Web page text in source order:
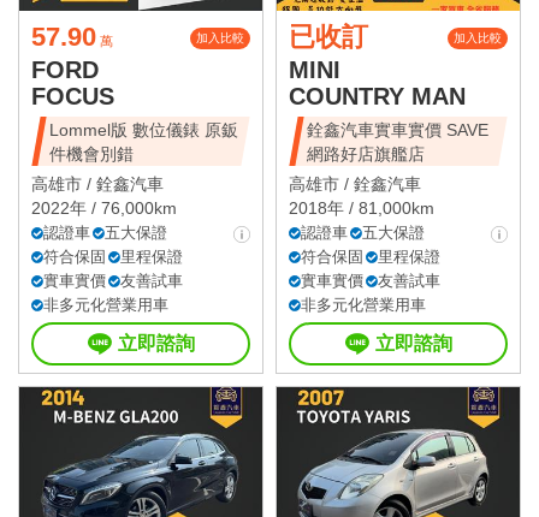
57.90 萬 加入比較
FORD
FOCUS
Lommel版 數位儀錶 原鈑
件機會別錯
高雄市 / 銓鑫汽車
2022年 / 76,000km
認證車
五大保證
符合保固
里程保證
實車實價
友善試車
非多元化營業用車
立即諮詢
已收訂 加入比較
MINI
COUNTRY MAN
銓鑫汽車實車實價 SAVE
網路好店旗艦店
高雄市 / 銓鑫汽車
2018年 / 81,000km
認證車
五大保證
符合保固
里程保證
實車實價
友善試車
非多元化營業用車
立即諮詢